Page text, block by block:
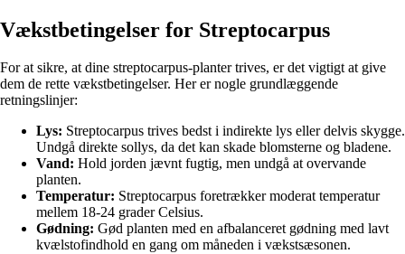
Vækstbetingelser for Streptocarpus
For at sikre, at dine streptocarpus-planter trives, er det vigtigt at give
dem de rette vækstbetingelser. Her er nogle grundlæggende
retningslinjer:
Lys: Streptocarpus trives bedst i indirekte lys eller delvis skygge.
Undgå direkte sollys, da det kan skade blomsterne og bladene.
Vand: Hold jorden jævnt fugtig, men undgå at overvande
planten.
Temperatur: Streptocarpus foretrækker moderat temperatur
mellem 18-24 grader Celsius.
Gødning: Gød planten med en afbalanceret gødning med lavt
kvælstofindhold en gang om måneden i vækstsæsonen.